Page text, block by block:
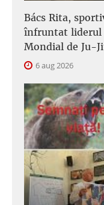
Bács Rita,
înfruntat liderul
Mondial de Ju-
6 aug 2026